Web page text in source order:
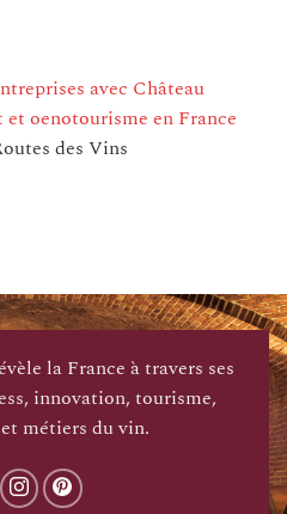
avec Château
oenotourisme en France
des Vins
la France à travers ses
innovation, tourisme,
métiers du vin.